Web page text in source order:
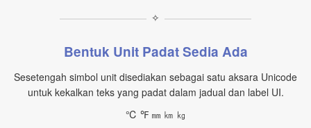
✧
Bentuk Unit Padat Sedia Ada
Sesetengah simbol unit disediakan sebagai satu aksara Unicode
untuk kekalkan teks yang padat dalam jadual dan label UI.
℃ ℉ ㎜ ㎞ ㎏